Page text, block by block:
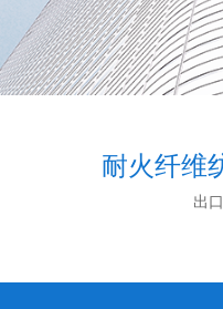
耐火纤维
出